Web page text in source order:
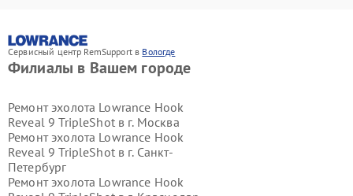
Сервисный центр RemSupport в Вологде
Филиалы в Вашем городе
Ремонт эхолота Lowrance Hook
Reveal 9 TripleShot в г. Москва
Ремонт эхолота Lowrance Hook
Reveal 9 TripleShot в г. Санкт-
Петербург
Ремонт эхолота Lowrance Hook